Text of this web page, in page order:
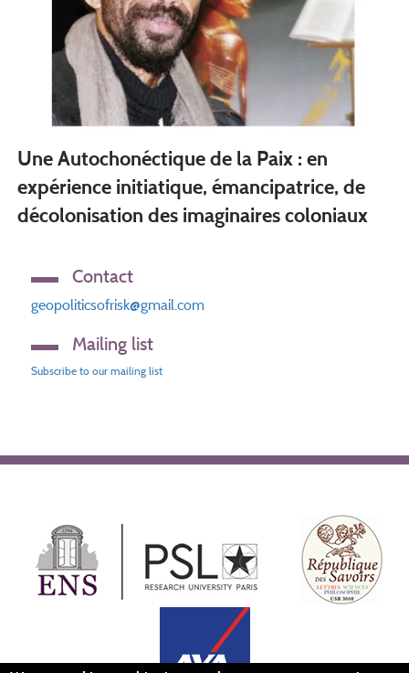
Une Autochonéctique de la Paix : en
expérience initiatique, émancipatrice, de
décolonisation des imaginaires coloniaux
Contact
geopoliticsofrisk@gmail.com
Mailing list
Subscribe to our mailing list